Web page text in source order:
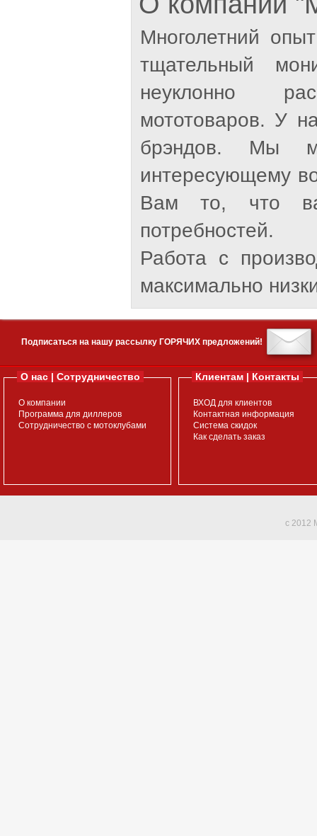
Многолетний
тщательный
неуклонно
мототоваров. У
брэндов. Мы
интересующему
Вам то, что
потребностей.
Работа с
максимально
Подписаться на нашу рассылку ГОРЯЧИХ предложений!
О нас | Сотрудничество
О компании
Программа для диллеров
Сотрудничество с мотоклубами
Клиентам | Контакты
ВХОД для клиентов
Контактная информация
Система скидок
Как сделать заказ
c 2012